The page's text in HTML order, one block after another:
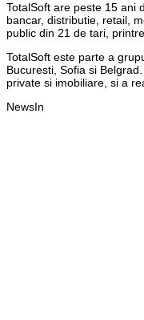
TotalSoft are peste 15 ani
bancar, distributie, retail,
public din 21 de tari,
TotalSoft este parte a
Bucuresti, Sofia si
private si imobiliare, si a
NewsIn